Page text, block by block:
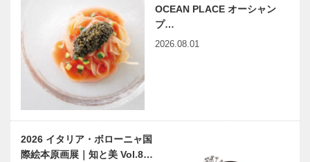
回
OCEAN PLACE オーシャン
プ…
2026.08.01
2026 イタリア・ボローニャ国
際絵本原画展｜知と美 Vol.8…